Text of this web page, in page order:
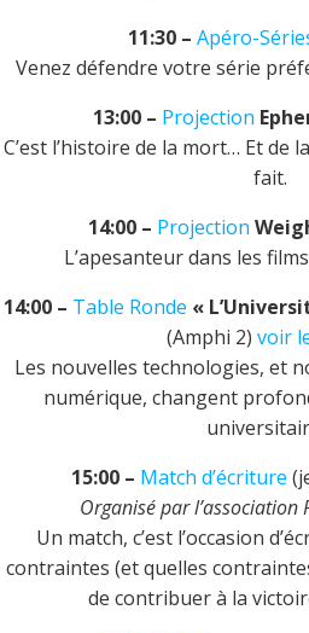
11:30 – Apéro-
Venez défendre votre série
13:00 – Projection
C’est l’histoire de la mort… Et de
fait.
14:00 – Projection
L’apesanteur dans les
14:00 – Table Ronde «
(Amphi 2) voir
Les nouvelles technologies, et
numérique, changent
15:00 – Match d’écriture
Organisé par l’association
Un match, c’est l’occasion
contraintes (et quelles
de contribuer à la